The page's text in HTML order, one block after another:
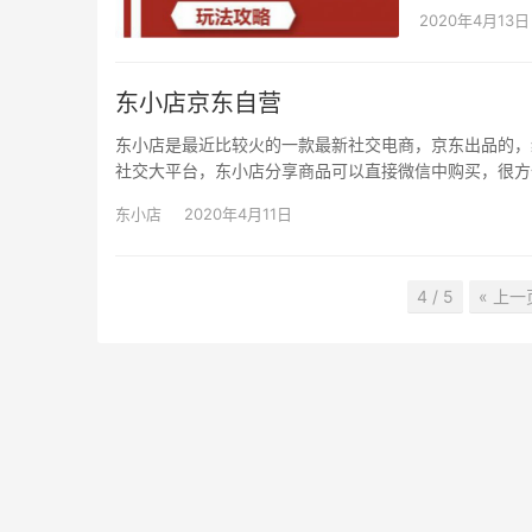
2020年4月13日
东小店京东自营
东小店是最近比较火的一款最新社交电商，京东出品的
社交大平台，东小店分享商品可以直接微信中购买，很
东小店 2020年4月11日
4 / 5 « 上一